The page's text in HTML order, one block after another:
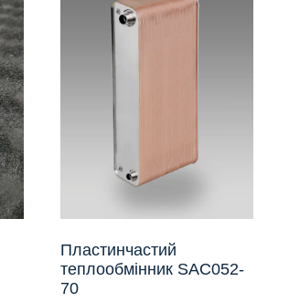
Пластинчастий
теплообмінник SAC052-
70